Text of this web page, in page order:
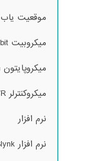
موقعیت یاب GPS
میکروبیت micro:bit
میکروپایتون Micropython
میکروکنترلر AVR
نرم افزار
نرم افزار Blynk